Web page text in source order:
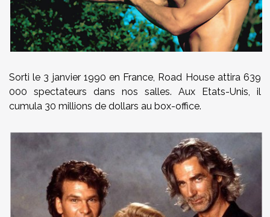
Sorti le 3 janvier 1990 en France, Road House attira 639
000 spectateurs dans nos salles. Aux Etats-Unis, il
cumula 30 millions de dollars au box-office.